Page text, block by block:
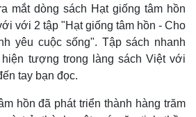
Thị trường
mắt dòng sách Hạt giống tâm hồn
với 2 tập "Hạt giống tâm hồn - Cho
yêu cuộc sống". Tập sách nhanh
tượng trong làng sách Việt với
tay bạn đọc.
hồn đã phát triển thành hàng trăm